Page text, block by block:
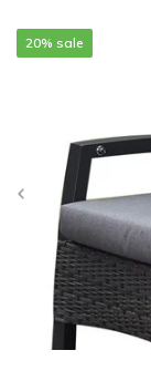
20% sale